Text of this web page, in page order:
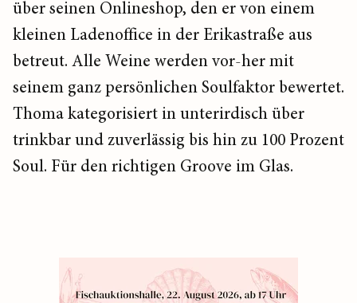
über seinen Onlineshop, den er von einem
kleinen Ladenoffice in der Erikastraße aus
betreut. Alle Weine werden vor-her mit
seinem ganz persönlichen Soulfaktor bewertet.
Thoma kategorisiert in unterirdisch über
trinkbar und zuverlässig bis hin zu 100 Prozent
Soul. Für den richtigen Groove im Glas.